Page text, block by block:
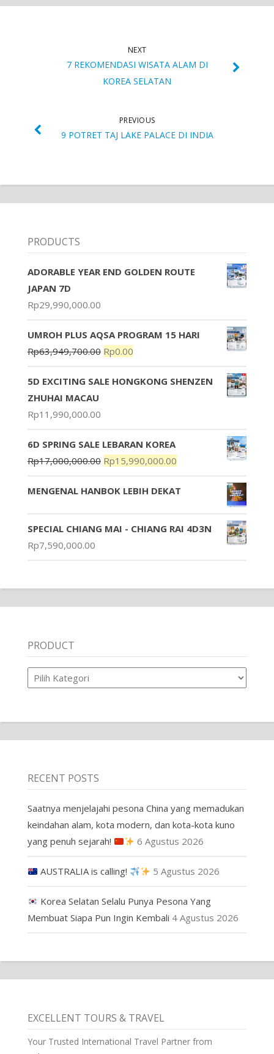
NEXT
7 REKOMENDASI WISATA ALAM DI
KOREA SELATAN
PREVIOUS
9 POTRET TAJ LAKE PALACE DI INDIA
PRODUCTS
ADORABLE YEAR END GOLDEN ROUTE
JAPAN 7D
Rp29,990,000.00
UMROH PLUS AQSA PROGRAM 15 HARI
Rp63,949,700.00 Rp0.00
5D EXCITING SALE HONGKONG SHENZEN
ZHUHAI MACAU
Rp11,990,000.00
6D SPRING SALE LEBARAN KOREA
Rp17,000,000.00 Rp15,990,000.00
MENGENAL HANBOK LEBIH DEKAT
SPECIAL CHIANG MAI - CHIANG RAI 4D3N
Rp7,590,000.00
PRODUCT
Product
RECENT POSTS
Saatnya menjelajahi pesona China yang memadukan
keindahan alam, kota modern, dan kota-kota kuno
yang penuh sejarah!
6 Agustus 2026
AUSTRALIA is calling! 5 Agustus 2026
Korea Selatan Selalu Punya Pesona Yang
Membuat Siapa Pun Ingin Kembali 4 Agustus 2026
EXCELLENT TOURS & TRAVEL
Your Trusted International Travel Partner from